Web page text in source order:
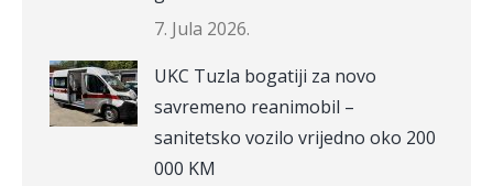
7. Jula 2026.
UKC Tuzla bogatiji za novo
savremeno reanimobil –
sanitetsko vozilo vrijedno oko 200
000 KM